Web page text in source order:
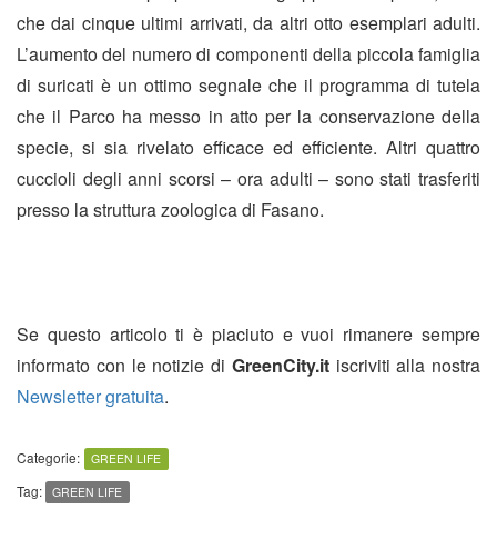
che dai cinque ultimi arrivati, da altri otto esemplari adulti.
L’aumento del numero di componenti della piccola famiglia
di suricati è un ottimo segnale che il programma di tutela
che il Parco ha messo in atto per la conservazione della
specie, si sia rivelato efficace ed efficiente. Altri quattro
cuccioli degli anni scorsi – ora adulti – sono stati trasferiti
presso la struttura zoologica di Fasano.
Se questo articolo ti è piaciuto e vuoi rimanere sempre
informato con le notizie di GreenCity.itiscriviti alla nostra
Newsletter gratuita.
Categorie: GREEN LIFE
Tag: GREEN LIFE